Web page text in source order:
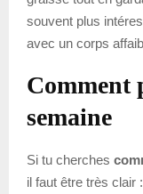
souvent plus
avec un corps
Comment
semaine
Si tu cherches
il faut être très clair